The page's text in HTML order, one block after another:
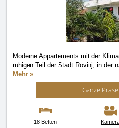
Moderne Appartements mit der
ruhigen Teil der Stadt Rovinj, in der
Mehr »
Ganze
18 Betten Kamera